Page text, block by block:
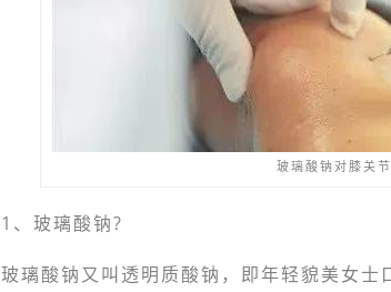
玻璃酸钠对膝关
1、玻璃酸钠?
玻璃酸钠又叫透明质酸钠，即年轻貌美女士